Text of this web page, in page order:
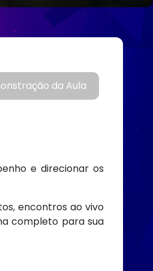
da Aula
e direcionar os
encontros ao vivo
completo para sua